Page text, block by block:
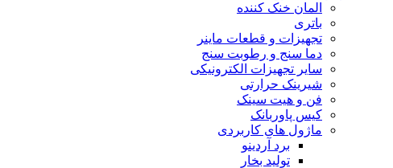
المان خنک کننده
باتری
تجهیزات و قطعات ماینر
دما سنج و رطوبت سنج
سایر تجهیزات الکترونیکی
شیرینک حرارتی
فن و هیت سینک
کیس پاوربانک
ماژول های کاربردی
برد آردینو
تولید بخار